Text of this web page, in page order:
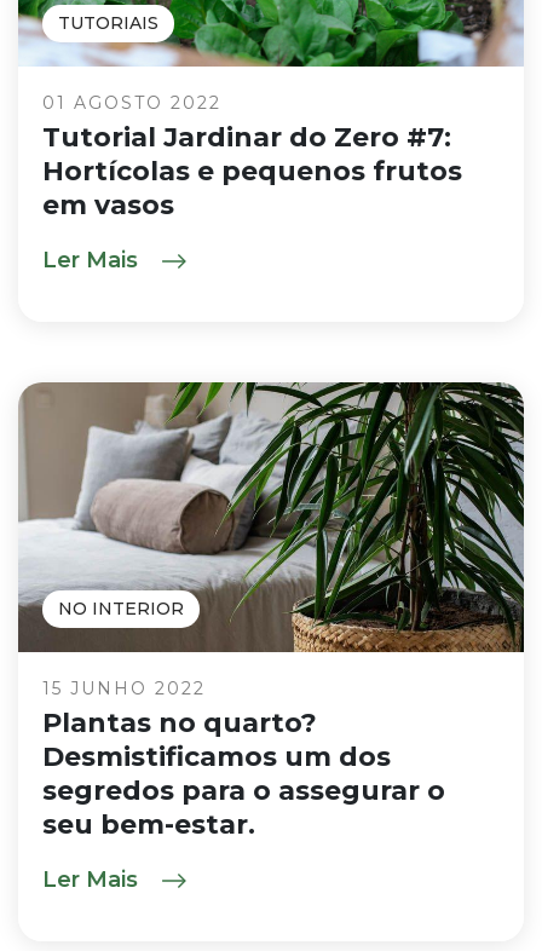
TUTORIAIS
01 AGOSTO 2022
Tutorial Jardinar do Zero #7:
Hortícolas e pequenos frutos
em vasos
Ler Mais
NO INTERIOR
15 JUNHO 2022
Plantas no quarto?
Desmistificamos um dos
segredos para o assegurar o
seu bem-estar.
Ler Mais